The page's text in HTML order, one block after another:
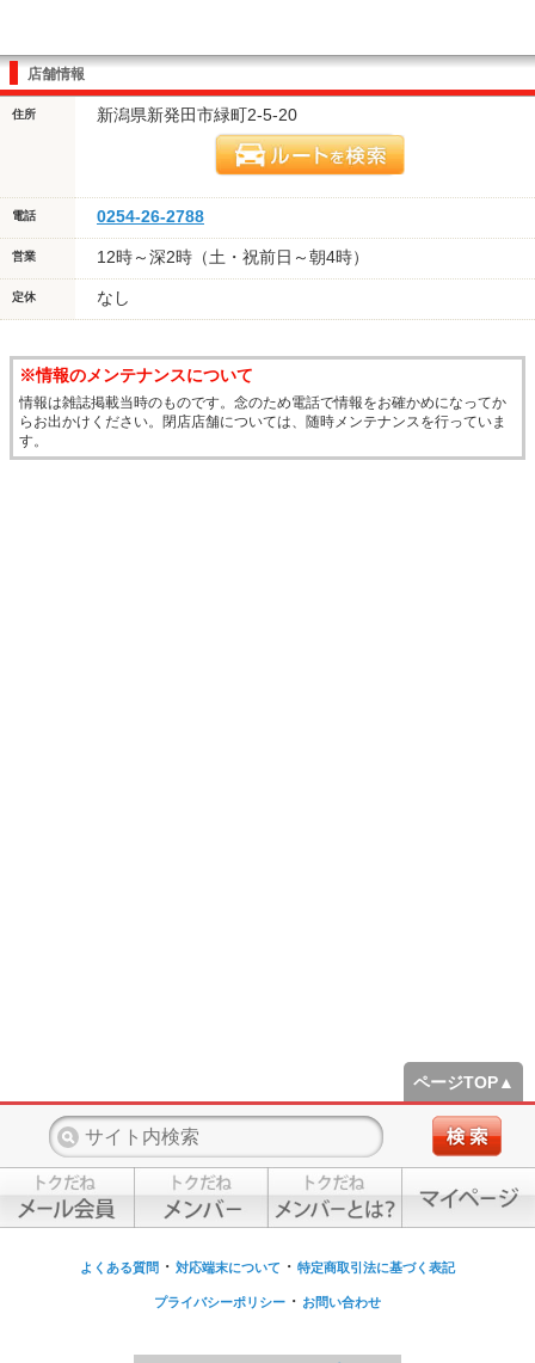
店舗情報
住所 新潟県新発田市緑町2-5-20
電話 0254-26-2788
営業 12時～深2時（土・祝前日～朝4時）
定休 なし
※情報のメンテナンスについて
情報は雑誌掲載当時のものです。念のため電話で情報をお確かめになってか
らお出かけください。閉店店舗については、随時メンテナンスを行っていま
す。
ページTOP▲
よくある質問 ・ 対応端末について ・ 特定商取引法に基づく表記
プライバシーポリシー ・ お問い合わせ